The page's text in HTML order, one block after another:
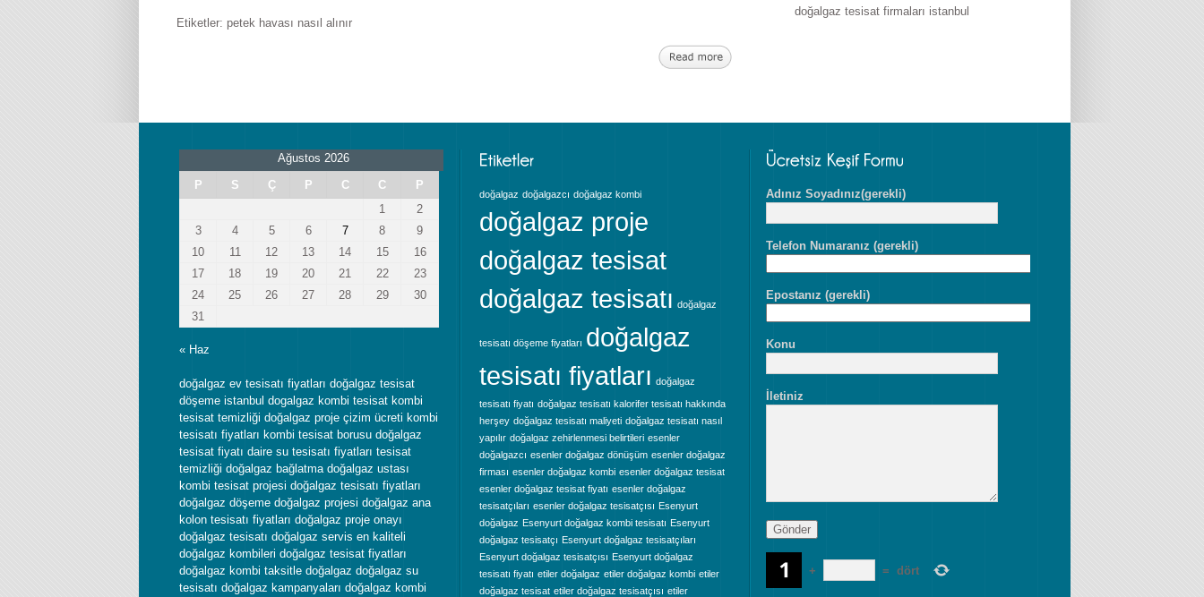
Etiketler: petek havası nasıl alınır
doğalgaz tesisat firmaları istanbul
Ağustos 2026
P
S Ç P C C
P
1
2
3
4 5 6 7 8
9
10
11 12 13 14 15
16
17
18 19 20 21 22
23
24
25 26 27 28 29
30
31
« Haz
doğalgaz ev tesisatı fiyatları doğalgaz tesisat
döşeme istanbul dogalgaz kombi tesisat kombi
tesisat temizliği doğalgaz proje çizim ücreti kombi
tesisatı fiyatları kombi tesisat borusu doğalgaz
tesisat fiyatı daire su tesisatı fiyatları tesisat
temizliği doğalgaz bağlatma doğalgaz ustası
kombi tesisat projesi doğalgaz tesisatı fiyatları
doğalgaz döşeme doğalgaz projesi doğalgaz ana
kolon tesisatı fiyatları doğalgaz proje onayı
doğalgaz tesisatı doğalgaz servis en kaliteli
doğalgaz kombileri doğalgaz tesisat fiyatları
doğalgaz kombi taksitle doğalgaz doğalgaz su
tesisatı doğalgaz kampanyaları doğalgaz kombi
doğalgaz doğalgazcı doğalgaz kombi
doğalgaz proje
doğalgaz tesisat
doğalgaz tesisatı doğalgaz
tesisatı döşeme fiyatları doğalgaz
tesisatı fiyatları doğalgaz
tesisatı fiyatı doğalgaz tesisatı kalorifer tesisatı hakkında
herşey doğalgaz tesisatı maliyeti doğalgaz tesisatı nasıl
yapılır doğalgaz zehirlenmesi belirtileri esenler
doğalgazcı esenler doğalgaz dönüşüm esenler doğalgaz
firması esenler doğalgaz kombi esenler doğalgaz tesisat
esenler doğalgaz tesisat fiyatı esenler doğalgaz
tesisatçıları esenler doğalgaz tesisatçısı Esenyurt
doğalgaz Esenyurt doğalgaz kombi tesisatı Esenyurt
doğalgaz tesisatçı Esenyurt doğalgaz tesisatçıları
Esenyurt doğalgaz tesisatçısı Esenyurt doğalgaz
tesisatı fiyatı etiler doğalgaz etiler doğalgaz kombi etiler
doğalgaz tesisat etiler doğalgaz tesisatçısı etiler
Adınız Soyadınız(gerekli)
Telefon Numaranız (gerekli)
Epostanız (gerekli)
Konu
İletiniz
+ = dört